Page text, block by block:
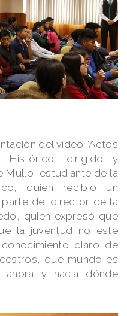
del vídeo “Actos
Histórico” dirigido y
Mullo, estudiante de la
quien recibió un
del director de la
quien expresó que
la juventud no este
claro de
qué mundo es
ahora y hacia dónde